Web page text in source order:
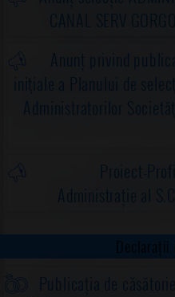
CANAL SERV
Anunț privind
iniţiale a Planului de
Administratorilor
Proiect-
Administrație al
Declarații
Publicația de